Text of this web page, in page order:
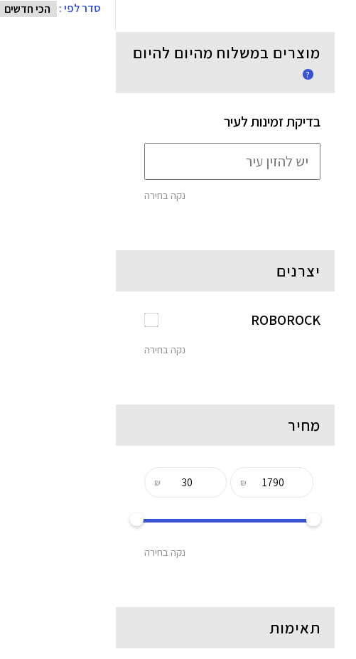
סדר לפי :
מוצרים במשלוח מהיום להיום
?
בדיקת זמינות לעיר
נקה בחירה
יצרנים
ROBOROCK
נקה בחירה
מחיר
₪
₪
נקה בחירה
תאימות